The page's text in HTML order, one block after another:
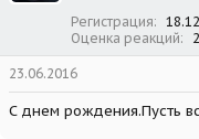
Регистрация
Оценка реакций
23.06.2016
С днем рождения.Пусть